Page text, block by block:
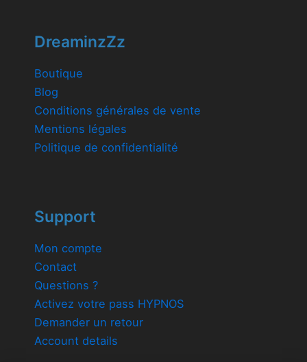
DreaminzZz
Boutique
Blog
Conditions générales de vente
Mentions légales
Politique de confidentialité
Support
Mon compte
Contact
Questions ?
Activez votre pass HYPNOS
Demander un retour
Account details